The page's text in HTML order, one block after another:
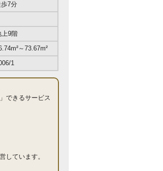
歩7分
上9階
～73.67m²
1
できるサービス
しています。